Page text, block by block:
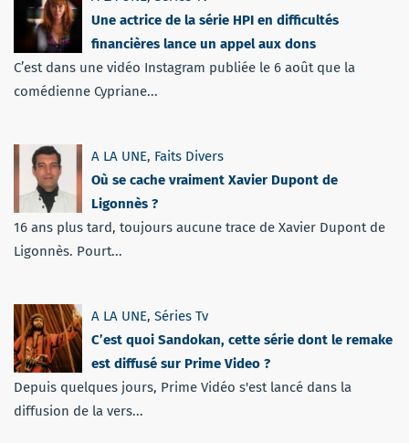
Une actrice de la série HPI en difficultés
financières lance un appel aux dons
C’est dans une vidéo Instagram publiée le 6 août que la
comédienne Cypriane...
A LA UNE, Faits Divers
Où se cache vraiment Xavier Dupont de
Ligonnès ?
16 ans plus tard, toujours aucune trace de Xavier Dupont de
Ligonnès. Pourt...
A LA UNE, Séries Tv
C’est quoi Sandokan, cette série dont le remake
est diffusé sur Prime Video ?
Depuis quelques jours, Prime Vidéo s'est lancé dans la
diffusion de la vers...